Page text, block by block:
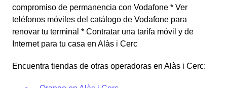
compromiso de permanencia con Vodafone * Ver
teléfonos móviles del catálogo de Vodafone para
renovar tu terminal * Contratar una tarifa móvil y de
Internet para tu casa en Alàs i Cerc
Encuentra tiendas de otras operadoras en Alàs i Cerc: